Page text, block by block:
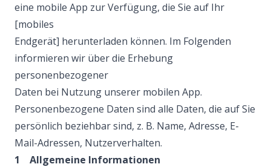
eine mobile App zur Verfügung, die Sie auf Ihr
[mobiles
Endgerät] herunterladen können. Im Folgenden
informieren wir über die Erhebung
personenbezogener
Daten bei Nutzung unserer mobilen App.
Personenbezogene Daten sind alle Daten, die auf Sie
persönlich beziehbar sind, z. B. Name, Adresse, E-
Mail-Adressen, Nutzerverhalten.
1 Allgemeine Informationen